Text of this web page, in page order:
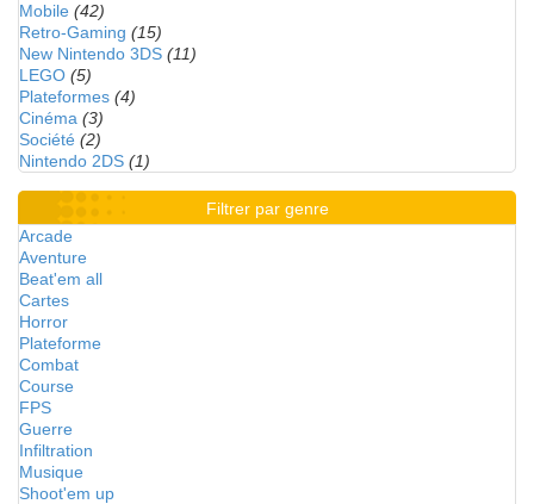
Mobile (42)
Retro-Gaming (15)
New Nintendo 3DS (11)
LEGO (5)
Plateformes (4)
Cinéma (3)
Société (2)
Nintendo 2DS (1)
Filtrer par genre
Arcade
Aventure
Beat'em all
Cartes
Horror
Plateforme
Combat
Course
FPS
Guerre
Infiltration
Musique
Shoot'em up